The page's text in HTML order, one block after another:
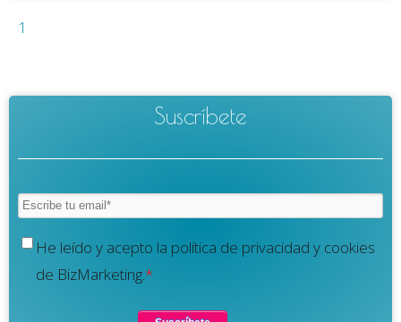
1
Suscríbete
He leído y acepto la política de privacidad y cookies
de BizMarketing.*